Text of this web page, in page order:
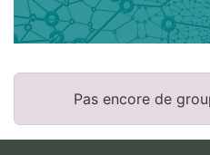
Pas encore de